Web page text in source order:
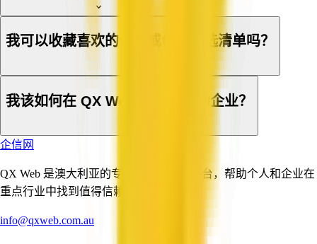
我可以收藏喜欢的企业或创建候选清单吗？
我该如何在 QX Web 上登记我的企业？
企信网
QX Web 是澳大利亚的专业与商业服务平台，帮助个人和企业在
重点行业中找到值得信赖的服务提供商。
info@qxweb.com.au